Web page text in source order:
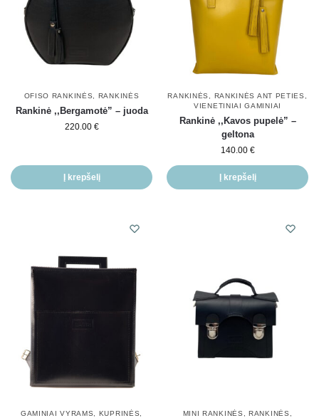
OFISO RANKINĖS, RANKINĖS
Rankinė ,,Bergamotė” – juoda
220.00 €
Į krepšelį
RANKINĖS , RANKINĖS ANT PETIES ,
VIENETINIAI GAMINIAI
Rankinė ,,Kavos pupelė” –
geltona
140.00 €
Į krepšelį
GAMINIAI VYRAMS KUPRINĖS MINI RANKINĖS ,RANKINĖS